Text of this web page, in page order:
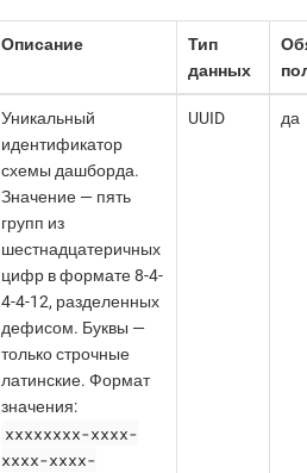
Описание
Тип
данных
Уникальный
идентификатор
схемы дашборда.
Значение — пять
групп из
шестнадцатеричных
цифр в формате 8-4-
4-4-12, разделенных
дефисом. Буквы —
только строчные
латинские. Формат
значения:
xxxxxxxx-xxxx-
xxxx-xxxx-
UUID да